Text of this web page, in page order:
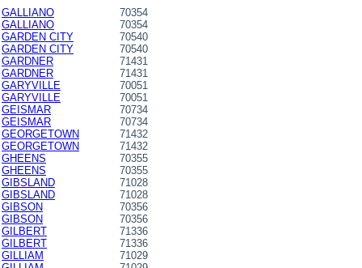
GALLIANO
70354
GALLIANO
70354
GARDEN CITY
70540
GARDEN CITY
70540
GARDNER
71431
GARDNER
71431
GARYVILLE
70051
GARYVILLE
70051
GEISMAR
70734
GEISMAR
70734
GEORGETOWN
71432
GEORGETOWN
71432
GHEENS
70355
GHEENS
70355
GIBSLAND
71028
GIBSLAND
71028
GIBSON
70356
GIBSON
70356
GILBERT
71336
GILBERT
71336
GILLIAM
71029